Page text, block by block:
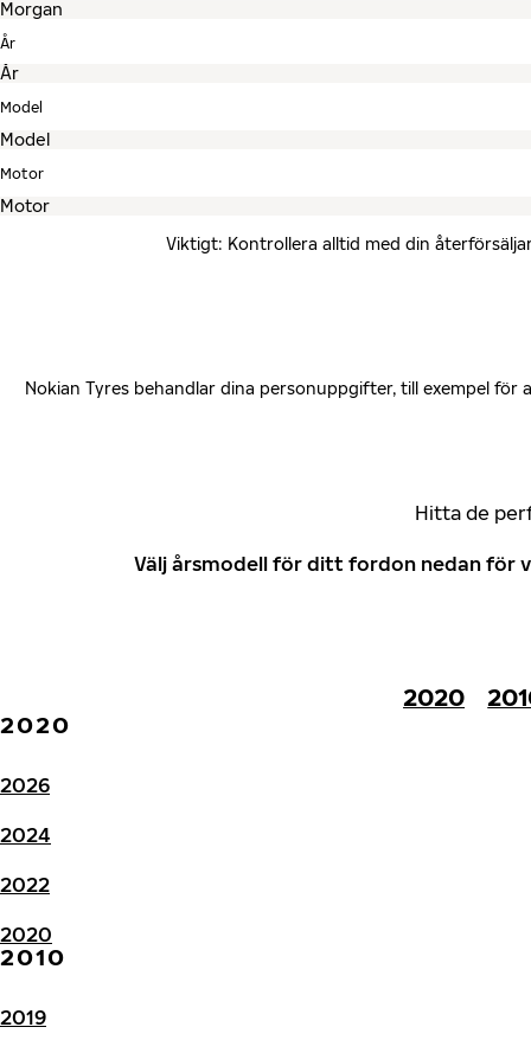
År
Model
Motor
Viktigt: Kontrollera alltid med din
Nokian Tyres behandlar dina personuppgifter, till exempel
Hitta de
Välj årsmodell för ditt fordon nedan för
2020
2020
2026
2024
2022
2020
2010
2019